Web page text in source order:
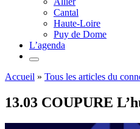
Cantal
Haute-Loire
Puy de Dome
L’agenda
Accueil » Tous les articles du
13.03 COUPURE